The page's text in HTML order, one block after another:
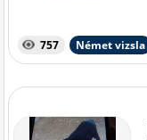
757 Német vizsla